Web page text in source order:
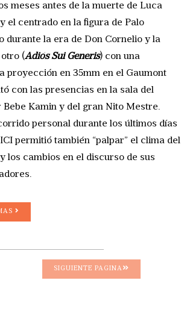
meses antes de la muerte de Luca
el centrado en la figura de Palo
durante la era de Don Cornelio y la
(Adiós Sui Generis) con una
proyección en 35mm en el Gaumont
con las presencias en la sala del
Bebe Kamin y del gran Nito Mestre.
personal durante los últimos días
permitió también “palpar” el clima del
los cambios en el discurso de sus
SIGUIENTE PAGINA